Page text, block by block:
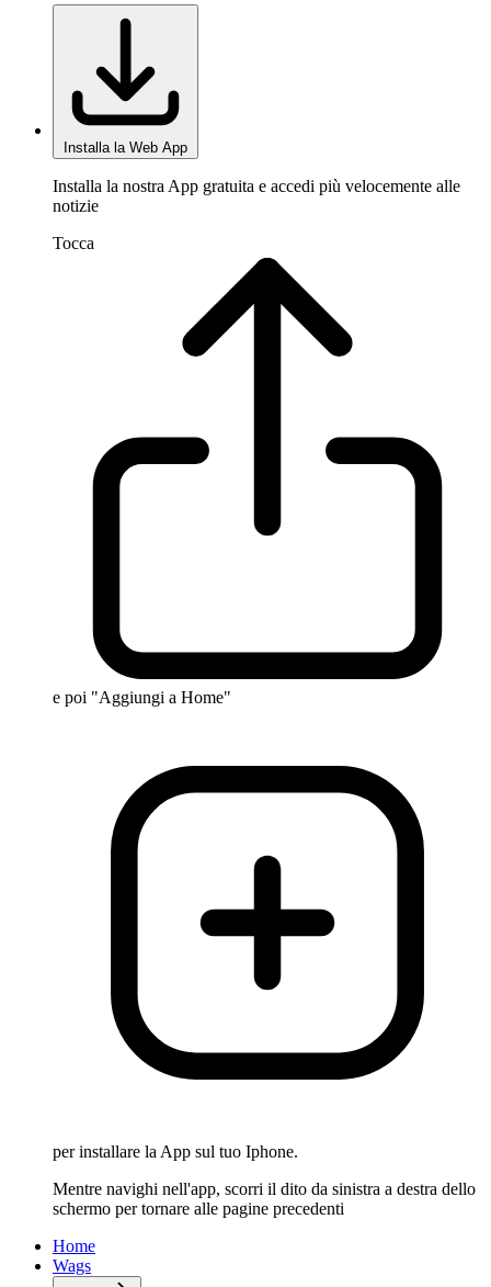
Installa la Web App
Installa la nostra App gratuita e accedi più velocemente alle
notizie
Tocca
e poi "Aggiungi a Home"
per installare la App sul tuo Iphone.
Mentre navighi nell'app, scorri il dito da sinistra a destra dello
schermo per tornare alle pagine precedenti
Home
Wags